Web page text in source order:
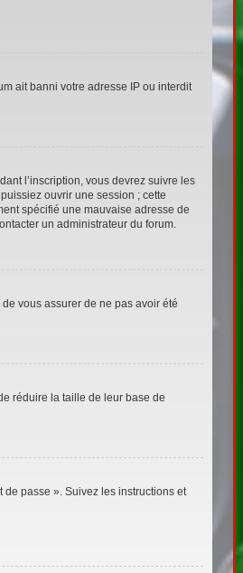
ait banni votre adresse IP ou interdit
l’inscription, vous devrez suivre les
ouvrir une session ; cette
spécifié une mauvaise adresse de
un administrateur du forum.
vous assurer de ne pas avoir été
réduire la taille de leur base de
passe ». Suivez les instructions et